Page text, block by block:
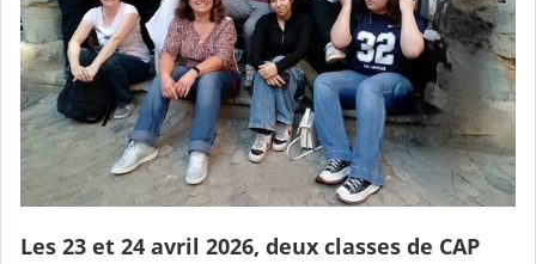
Les 23 et 24 avril 2026, deux classes de CAP